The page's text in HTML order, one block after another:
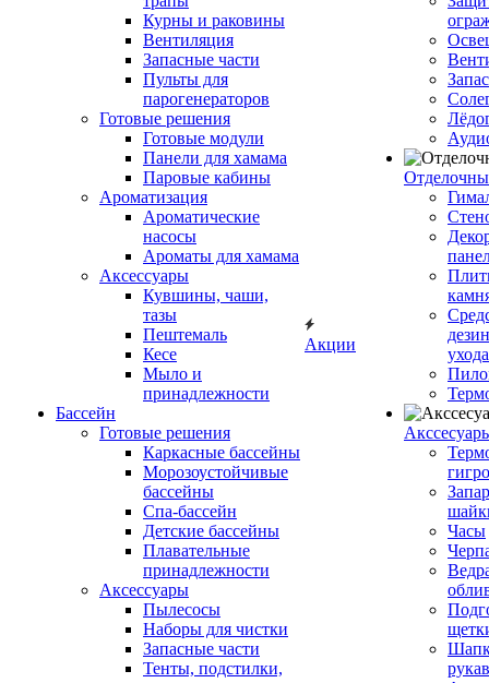
Курны и раковины
Вентиляция
Запасные части
Пульты для
парогенераторов
Готовые решения
Готовые модули
Панели для хамама
Паровые кабины
Ароматизация
Ароматические
насосы
Ароматы для хамама
Аксессуары
Кувшины, чаши,
тазы
Пештемаль
Кесе
Мыло и
принадлежности
Бассейн
Готовые решения
Каркасные бассейны
Морозоустойчивые
бассейны
Спа-бассейн
Детские бассейны
Плавательные
принадлежности
Аксессуары
Пылесосы
Наборы для чистки
Запасные части
Тенты, подстилки,
Акции
ухода
Часы